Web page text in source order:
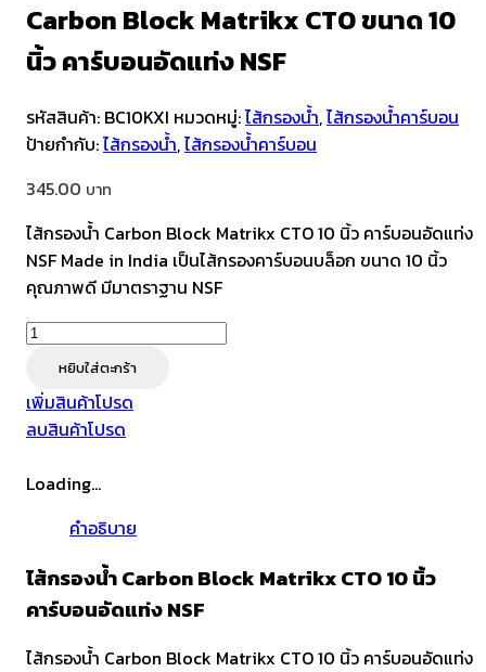
Carbon Block Matrikx CTO ขนาด 10
นิ้ว คาร์บอนอัดแท่ง NSF
รหัสสินค้า: BC10KXI หมวดหมู่:ไส้กรองน้ำ,ไส้กรองน้ำคาร์บอน
ป้ายกำกับ:ไส้กรองน้ำ,ไส้กรองน้ำคาร์บอน
345.00
ไส้กรองน้ำ Carbon Block Matrikx CTO 10 นิ้ว คาร์บอนอัดแท่ง
NSF Made in India เป็นไส้กรองคาร์บอนบล็อก ขนาด 10 นิ้ว
คุณภาพดี มีมาตราฐาน NSF
จำนวน
Carbon
Block
Matrikx
CTO
10
อัด
แท่ง
ชิ้น
หยิบใส่ตะกร้า
เพิ่มสินค้าโปรด
ลบสินค้าโปรด
Loading...
คำอธิบาย
ไส้กรองน้ำ Carbon Block Matrikx CTO 10 นิ้ว
คาร์บอนอัดแท่ง NSF
ไส้กรองน้ำ Carbon Block Matrikx CTO 10 นิ้ว คาร์บอนอัดแท่ง